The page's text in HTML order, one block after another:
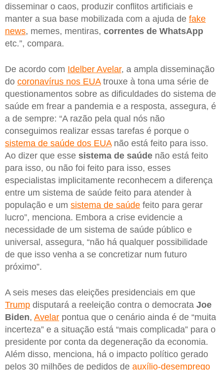
disseminar o caos, produzir conflitos artificiais e
manter a sua base mobilizada com a ajuda de fake
news, memes, mentiras, correntes de WhatsApp
etc.”, compara.
De acordo com Idelber Avelar, a ampla disseminação
do coronavírus nos EUAtrouxe à tona uma série de
questionamentos sobre as dificuldades do sistema de
saúde em frear a pandemia e a resposta, assegura, é
a de sempre: “A razão pela qual nós não
conseguimos realizar essas tarefas é porque o
sistema de saúde dos EUAnão está feito para isso.
Ao dizer que esse sistema de saúde não está feito
para isso, ou não foi feito para isso, esses
especialistas implicitamente reconhecem a diferença
entre um sistema de saúde feito para atender à
população e um sistema de saúde feito para gerar
lucro”, menciona. Embora a crise evidencie a
necessidade de um sistema de saúde público e
universal, assegura, “não há qualquer possibilidade
de que isso venha a se concretizar num futuro
próximo”.
A seis meses das eleições presidenciais em que
Trump disputará a reeleição contra o democrata Joe
Biden, Avelar pontua que o cenário ainda é de “muita
incerteza” e a situação está “mais complicada” para o
presidente por conta da degeneração da economia.
Além disso, menciona, há o impacto político gerado
pelos 30 milhões de pedidos de auxílio-desemprego